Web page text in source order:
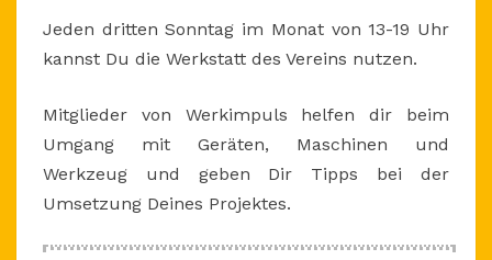
Jeden dritten Sonntag im Monat von 13-19 Uhr
kannst Du die Werkstatt des Vereins nutzen.
Mitglieder von Werkimpuls helfen dir beim
Umgang mit Geräten, Maschinen und
Werkzeug und geben Dir Tipps bei der
Umsetzung Deines Projektes.